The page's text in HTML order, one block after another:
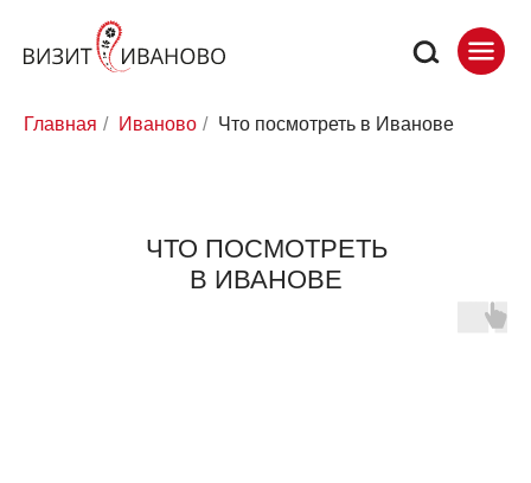
Главная / Иваново / Что посмотреть в Иванове
ЧТО ПОСМОТРЕТЬ
В ИВАНОВЕ